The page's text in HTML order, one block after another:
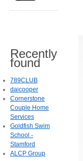
Recently
found
789CLUB
daicooper
Cornerstone
Couple Home
Services
Goldfish Swim
School -
Stamford
ALCP Group